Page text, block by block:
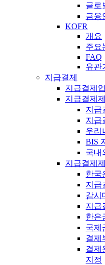
글로
금융
KOFR
개요
주요
FAQ
유관
지급결제
지급결제
지급결제
지급
지급
우리
BIS
국내
지급결제
한국
지급
감시
지급
한은
국제
결제
결제
지정